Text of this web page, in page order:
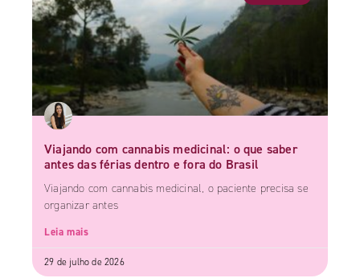
Viajando com cannabis medicinal: o que saber
antes das férias dentro e fora do Brasil
Viajando com cannabis medicinal, o paciente precisa se
organizar antes
Leia mais
29 de julho de 2026